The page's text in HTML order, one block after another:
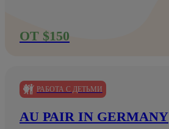
ОТ $150
РАБОТА С ДЕТЬМИ
AU PAIR IN GERMANY